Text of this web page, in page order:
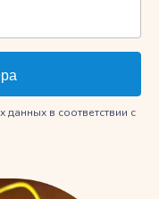
в соответствии с